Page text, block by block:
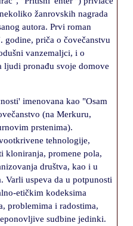
žanrovskih nagrada
autora. Prvi roman
godine, priča o čovečanstvu
vanzemaljci, i o
ljudi pronađu svoje domove
imenovana kao "Osam
(na Merkuru,
prstenima).
tehnologije,
kloniranja, promene pola,
društva, kao i u
Varli uspeva da u potpunosti
etičkim kodeksima
problemima i radostima,
sudbine jedinki.